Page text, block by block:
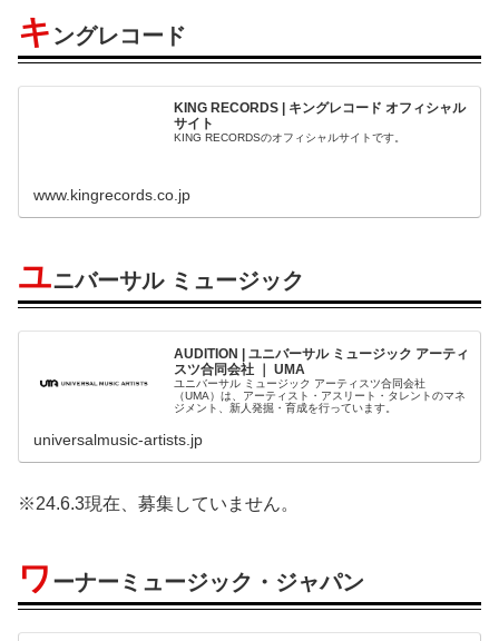
キ ングレコード
KING RECORDS | キングレコード オフィシャル
サイト
KING RECORDSのオフィシャルサイトです。
www.kingrecords.co.jp
ユニバーサル ミュージック
AUDITION | ユニバーサル ミュージック アーティ
スツ合同会社 ｜ UMA
ユニバーサル ミュージック アーティスツ合同会社
（UMA）は、アーティスト・アスリート・タレントのマネ
ジメント、新人発掘・育成を行っています。
universalmusic-artists.jp
※24.6.3現在、募集していません。
ワ ーナーミュージック・ジャパン